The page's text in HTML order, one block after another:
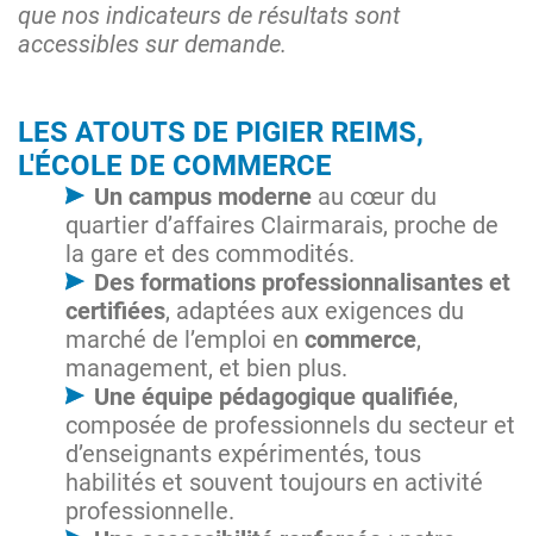
que nos indicateurs de résultats sont
accessibles sur demande.
LES ATOUTS DE PIGIER REIMS,
L'ÉCOLE DE COMMERCE
Un campus moderne au cœur du
quartier d’affaires Clairmarais, proche de
la gare et des commodités.
Des formations professionnalisantes et
certifiées, adaptées aux exigences du
marché de l’emploi en commerce,
management, et bien plus.
Une équipe pédagogique qualifiée,
composée de professionnels du secteur et
d’enseignants expérimentés, tous
habilités et souvent toujours en activité
professionnelle.